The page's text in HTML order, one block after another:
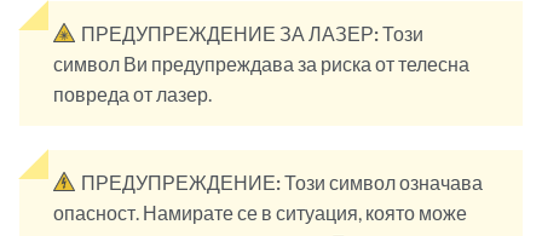
ПРЕДУПРЕЖДЕНИЕ ЗА ЛАЗЕР:Този
символ Ви предупреждава за риска от телесна
повреда от лазер.
ПРЕДУПРЕЖДЕНИЕ:Този символ означава
опасност. Намирате се в ситуация, която може